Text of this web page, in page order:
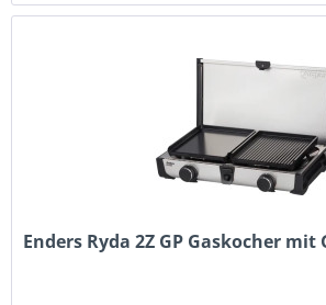
Enders Ryda 2Z GP Gaskocher